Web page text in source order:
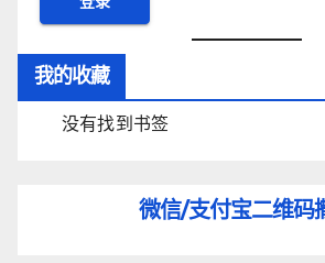
我的收藏
没有找到书签
微信/支付宝二维码